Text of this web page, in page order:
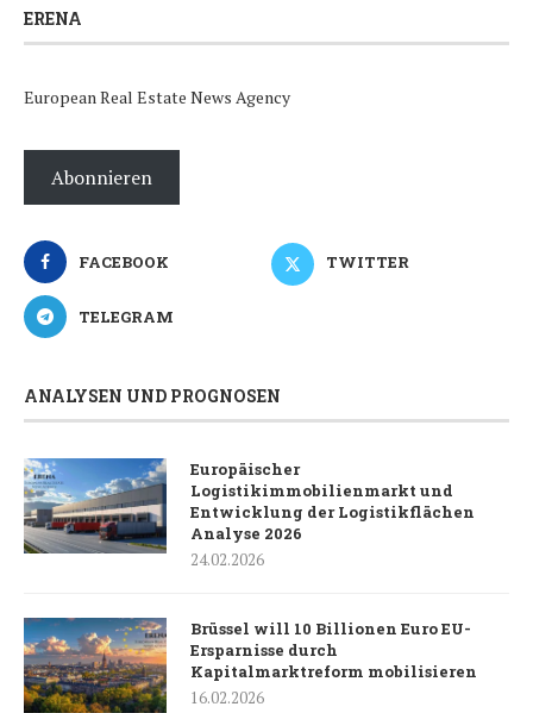
ERENA
European Real Estate News Agency
Abonnieren
FACEBOOK TWITTER
TELEGRAM
ANALYSEN UND PROGNOSEN
Europäischer
Logistikimmobilienmarkt und
Entwicklung der Logistikflächen
Analyse 2026
24.02.2026
Brüssel will 10 Billionen Euro EU-
Ersparnisse durch
Kapitalmarktreform mobilisieren
16.02.2026